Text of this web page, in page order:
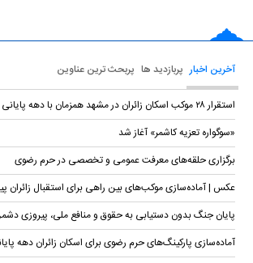
آخرین اخبار پربازدید ها پربحث ترین عناوین
استقرار ۲۸ موکب اسکان زائران در مشهد همزمان با دهه پایانی صفر
«سوگواره تعزیه کاشمر» آغاز شد
برگزاری حلقه‌های معرفت عمومی و تخصصی در حرم رضوی
عکس | آماده‌سازی موکب‌های بین راهی برای استقبال زائران
پایان جنگ بدون دستیابی به حقوق و منافع ملی، پیروزی
آماده‌سازی پارکینگ‌های حرم رضوی برای اسکان زائران دهه